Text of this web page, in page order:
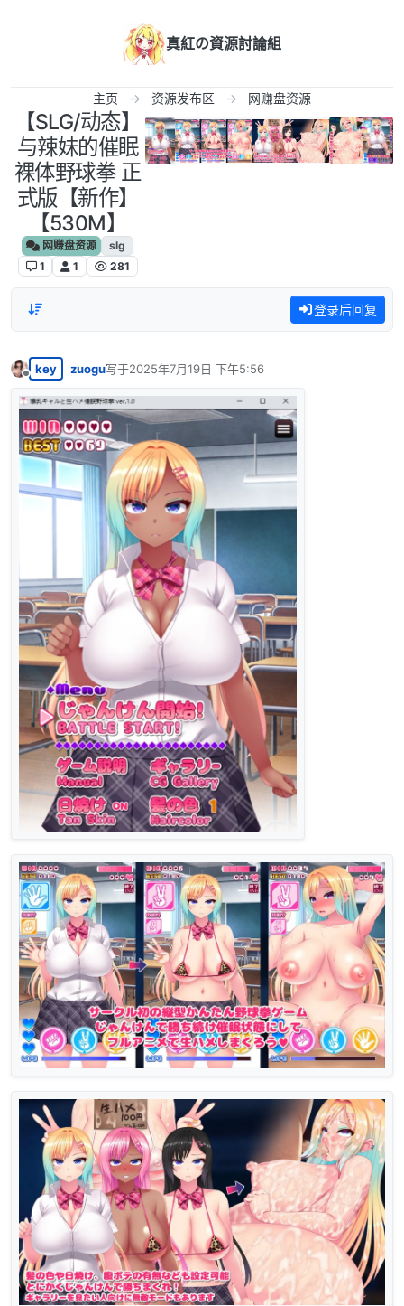
真紅の資源討論組
主页 资源发布区 网赚盘资源
【SLG/动态】
与辣妹的催眠
裸体野球拳 正
式版【新作】
【530M】
网赚盘资源
slg
1
1 281
登录后回复
离线
key zuogu写于2025年7月19日 下午5:56
最后由 编辑